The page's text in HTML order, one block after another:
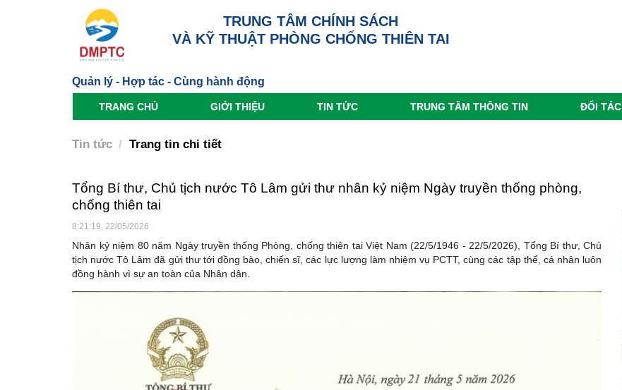
TRUNG TÂM CHÍNH SÁCH
VÀ KỸ THUẬT PHÒNG CHỐNG THIÊN TAI
Quản lý - Hợp tác - Cùng hành động
TRANG CHỦ GIỚI THIỆU TIN TỨC TRUNG TÂM THÔNG TIN ĐỐI TÁC
Tin tức Trang tin chi tiết
Tổng Bí thư, Chủ tịch nước Tô Lâm gửi thư nhân kỷ niệm Ngày truyền thống phòng,
chống thiên tai
8:21:19, 22/05/2026
Nhân kỷ niệm 80 năm Ngày truyền thống Phòng, chống thiên tai Việt Nam (22/5/1946 - 22/5/2026), Tổng Bí thư, Chủ
tịch nước Tô Lâm đã gửi thư tới đồng bào, chiến sĩ, các lực lượng làm nhiệm vụ PCTT, cùng các tập thể, cá nhân luôn
đồng hành vì sự an toàn của Nhân dân.